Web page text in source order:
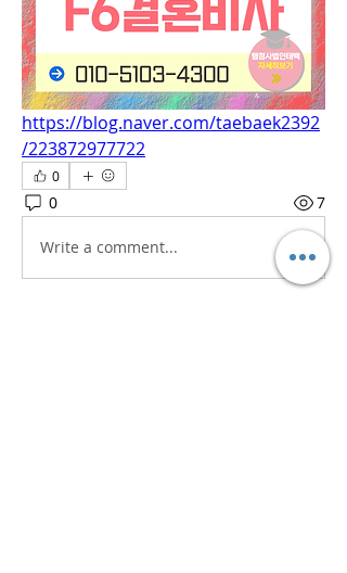
https://blog.naver.com/taebaek2392
/223872977722
0
0 7
Write a comment...